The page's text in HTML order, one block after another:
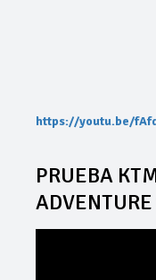
https://youtu.be/
PRUEBA